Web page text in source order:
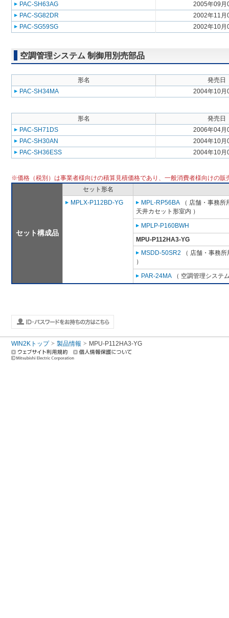
PAC-SH63AG
2005年09月
PAC-SG82DR
2002年11月
PAC-SG59SG
2002年10月
空調管理システム 制御用別売部品
形名
発売日
PAC-SH34MA
2004年10月
形名
発売日
PAC-SH71DS
2006年04月
PAC-SH30AN
2004年10月
PAC-SH36ESS
2004年10月
※価格（税別）は事業者様向けの積算見積価格であり、一般消費者様向けの販
セット構成品
セット形名
MPLX-P112BD-YG
MPL-RP56BA （ 店舗・事務
天井カセット形室内 ）
MPLP-P160BWH
MPU-P112HA3-YG
MSDD-50SR2 （ 店舗・事務
）
PAR-24MA （ 空調管理システ
WIN2Kトップ 製品情報 MPU-P112HA3-YG